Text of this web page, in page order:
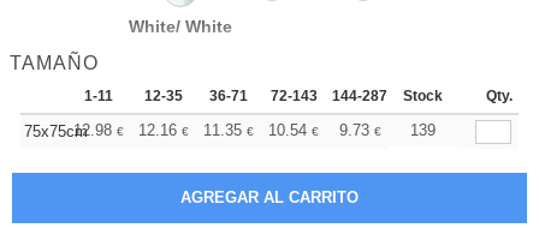
White/ White
TAMAÑO
1-11 12-35 36-71 72-143 144-287 288 + Más
Stock Qty.
75x75cm12.98 € 12.16 € 11.35 € 10.54 € 9.73 € 9.32
139